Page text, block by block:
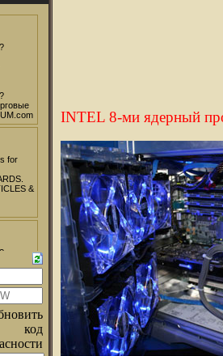
INTEL 8-ми ядерный